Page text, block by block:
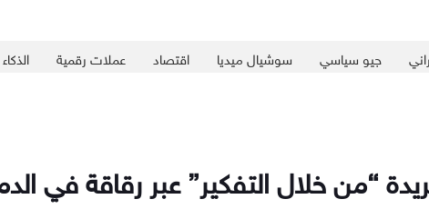
جيو سياسي سوشيال ميديا اقتصاد عملات رقمية
“من خلال التفكير” عبر رقاقة في